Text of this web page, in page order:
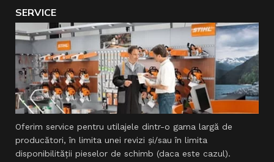
SERVICE
Oferim service pentru utilajele dintr-o gama largă de
producători, în limita unei revizi şi/sau în limita
disponibilităţii pieselor de schimb (daca este cazul).